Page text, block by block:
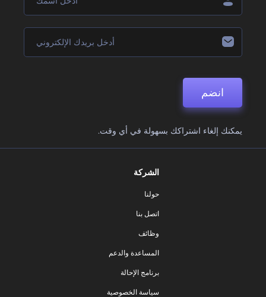
انضم
يمكنك إلغاء اشتراكك بسهولة في أي وقت.
الشركة
حولنا
اتصل بنا
وظائف
المساعدة والدعم
برنامج الإحالة
سياسة الخصوصية